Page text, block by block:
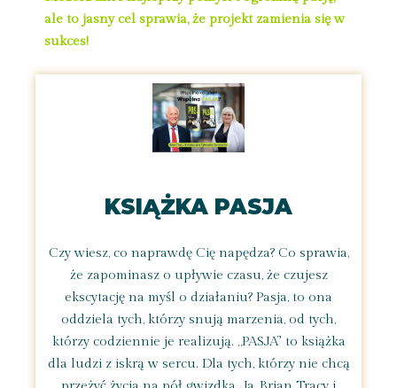
ale to jasny cel sprawia, że projekt zamienia się w
sukces!
KSIĄŻKA PASJA
Czy wiesz, co naprawdę Cię napędza? Co sprawia,
że zapominasz o upływie czasu, że czujesz
ekscytację na myśl o działaniu? Pasja, to ona
oddziela tych, którzy snują marzenia, od tych,
którzy codziennie je realizują. „PASJA” to książka
dla ludzi z iskrą w sercu. Dla tych, którzy nie chcą